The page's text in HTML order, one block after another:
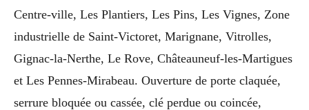
Centre-ville, Les Plantiers, Les Pins, Les Vignes, Zone
industrielle de Saint-Victoret, Marignane, Vitrolles,
Gignac-la-Nerthe, Le Rove, Châteauneuf-les-Martigues
et Les Pennes-Mirabeau. Ouverture de porte claquée,
serrure bloquée ou cassée, clé perdue ou coincée,